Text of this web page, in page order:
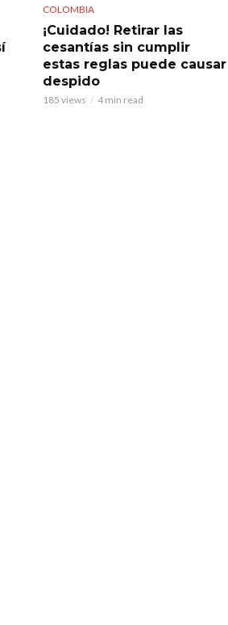
COLOMBIA
¡Cuidado! Retirar las
cesantías sin cumplir
estas reglas puede causar
despido
185 views 4 min read